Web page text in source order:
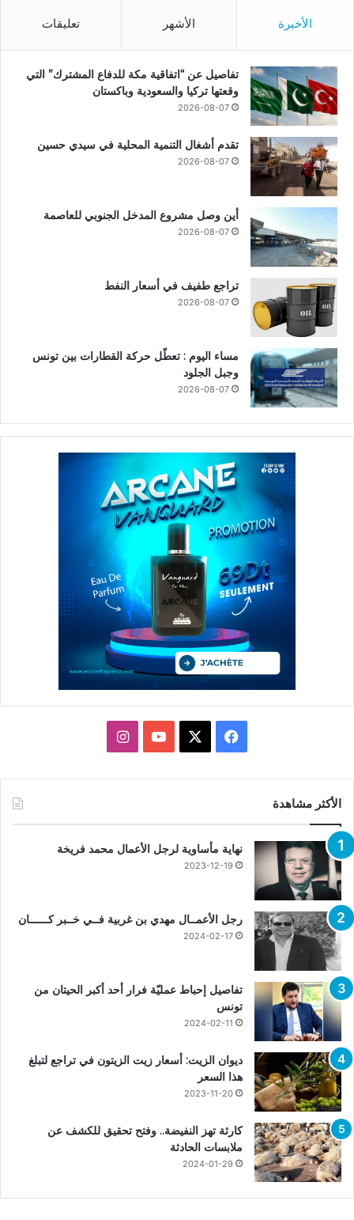
الأخيرة الأشهر تعليقات
تفاصيل عن “اتفاقية مكة للدفاع المشترك” التي
وقعتها تركيا والسعودية وباكستان
2026-08-07
تقدم أشغال التنمية المحلية في سيدي حسين
2026-08-07
أين وصل مشروع المدخل الجنوبي للعاصمة
2026-08-07
تراجع طفيف في أسعار النفط
2026-08-07
مساء اليوم : تعطّل حركة القطارات بين تونس
وجبل الجلود
2026-08-07
فيسبوك يوتيوبانستقرام
الأكثر مشاهدة
نهاية مأساوية لرجل الأعمال محمد فريخة
2023-12-19
رجل الأعمــال مهدي بن غربية فــي خــبر كــــــان
2024-02-17
تفاصيل إحباط عمليّة فرار أحد أكبر الحيتان من
تونس
2024-02-11
ديوان الزيت: أسعار زيت الزيتون في تراجع لتبلغ
هذا السعر
2023-11-20
كارثة تهز النفيضة.. وفتح تحقيق للكشف عن
ملابسات الحادثة
2024-01-29